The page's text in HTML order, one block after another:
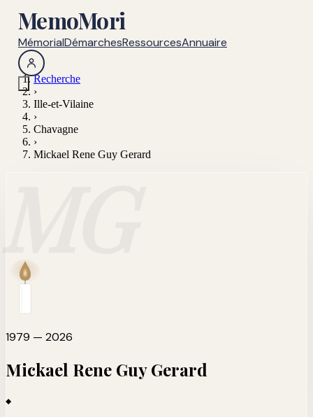
MemoMori
MémorialDémarchesRessourcesAnnuaire
Recherche
›
Ille-et-Vilaine
›
Chavagne
›
Mickael Rene Guy Gerard
1979 — 2026
Mickael Rene Guy Gerard